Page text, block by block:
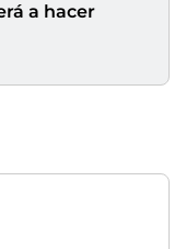
a hacer